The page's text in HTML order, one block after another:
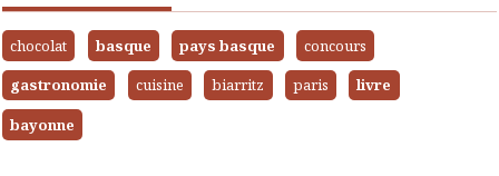
chocolat basque pays basque
concours
gastronomie
cuisine biarritz paris
livre
bayonne